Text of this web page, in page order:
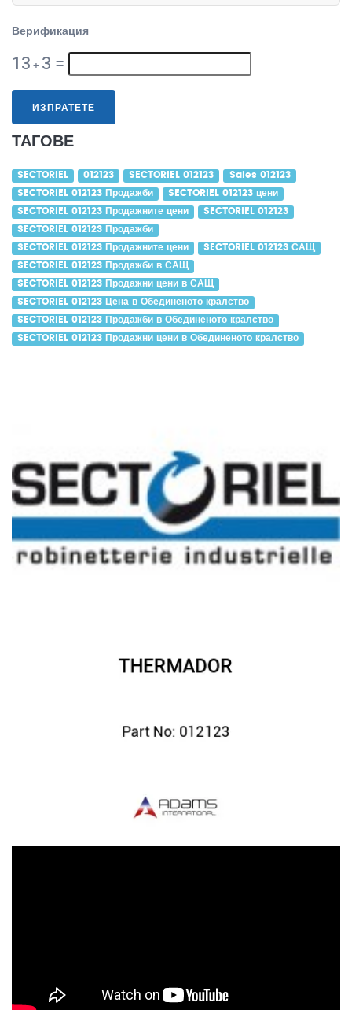
Верификация
13 + 3 =
ИЗПРАТЕТЕ
ТАГОВЕ
SECTORIEL 012123 SECTORIEL 012123 Sales 012123
SECTORIEL 012123 Продажби SECTORIEL 012123 цени
SECTORIEL 012123 Продажните цени SECTORIEL 012123
SECTORIEL 012123 Продажби
SECTORIEL 012123 Продажните цени SECTORIEL 012123 САЩ
SECTORIEL 012123 Продажби в САЩ
SECTORIEL 012123 Продажни цени в САЩ
SECTORIEL 012123 Цена в Обединеното кралство
SECTORIEL 012123 Продажби в Обединеното кралство
SECTORIEL 012123 Продажни цени в Обединеното кралство